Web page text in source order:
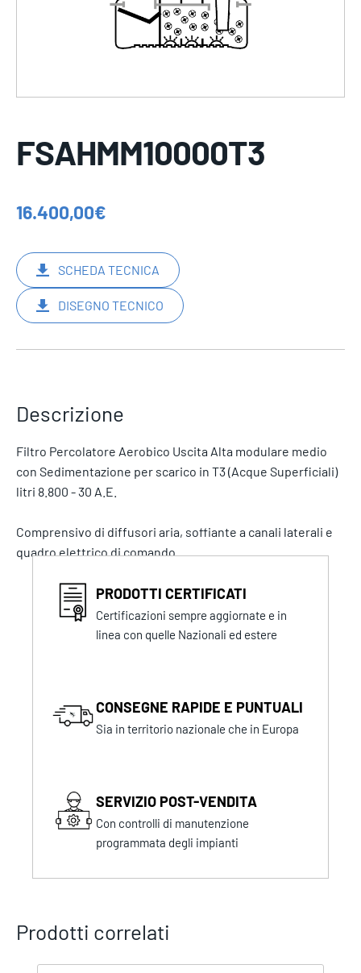
FSAHMM10000T3
16.400,00€
SCHEDA TECNICA
DISEGNO TECNICO
Descrizione
Filtro Percolatore Aerobico Uscita Alta modulare medio
con Sedimentazione per scarico in T3 (Acque Superficiali)
litri 8.800 - 30 A.E.
Comprensivo di diffusori aria, soffiante a canali laterali e
quadro elettrico di comando.
PRODOTTI CERTIFICATI
Certificazioni sempre aggiornate e in
linea con quelle Nazionali ed estere
CONSEGNE RAPIDE E PUNTUALI
Sia in territorio nazionale che in Europa
SERVIZIO POST-VENDITA
Con controlli di manutenzione
programmata degli impianti
Prodotti correlati